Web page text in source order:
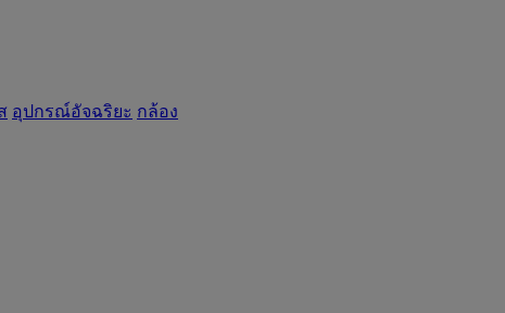
อุปกรณ์อัจฉริยะ กล้อง